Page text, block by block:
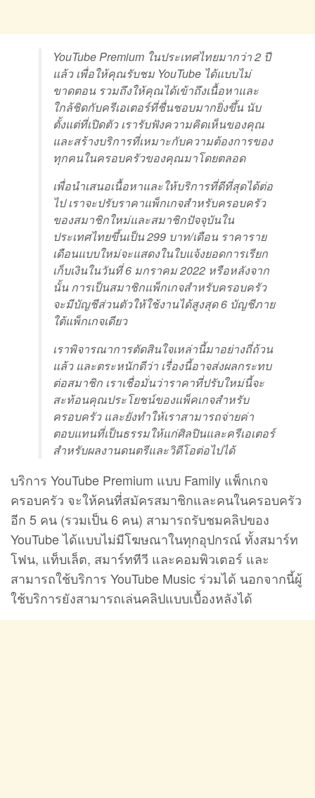
YouTube Premium ในประเทศไทยมากว่า 2 ปี
แล้ว เพื่อให้คุณรับชม YouTube ได้แบบไม่
ขาดตอน รวมถึงให้คุณได้เข้าถึงเนื้อหาและ
ใกล้ชิดกับครีเอเตอร์ที่ชื่นชอบมากยิ่งขึ้น นับ
ตั้งแต่ที่เปิดตัว เรารับฟังความคิดเห็นของคุณ
และสร้างบริการที่เหมาะกับความต้องการของ
ทุกคนในครอบครัวของคุณมาโดยตลอด
เพื่อนำเสนอเนื้อหาและให้บริการที่ดีที่สุดได้ต่อ
ไป เราจะปรับราคาแพ็กเกจสำหรับครอบครัว
ของสมาชิกใหม่และสมาชิกปัจจุบันใน
ประเทศไทยขึ้นเป็น 299 บาท/เดือน ราคาราย
เดือนแบบใหม่จะแสดงในใบแจ้งยอดการเรียก
เก็บเงินในวันที่ 6 มกราคม 2022 หรือหลังจาก
นั้น การเป็นสมาชิกแพ็กเกจสำหรับครอบครัว
จะมีบัญชีส่วนตัวให้ใช้งานได้สูงสุด 6 บัญชีภาย
ใต้แพ็กเกจเดียว
เราพิจารณาการตัดสินใจเหล่านี้มาอย่างถี่ถ้วน
แล้ว และตระหนักดีว่า เรื่องนี้อาจส่งผลกระทบ
ต่อสมาชิก เราเชื่อมั่นว่าราคาที่ปรับใหม่นี้จะ
สะท้อนคุณประโยชน์ของแพ็คเกจสำหรับ
ครอบครัว และยังทำให้เราสามารถจ่ายค่า
ตอบแทนที่เป็นธรรมให้แก่ศิลปินและครีเอเตอร์
สำหรับผลงานดนตรีและวิดีโอต่อไปได้
บริการ YouTube Premium แบบ Family แพ็กเกจ
ครอบครัว จะให้คนที่สมัครสมาชิกและคนในครอบครัว
อีก 5 คน (รวมเป็น 6 คน) สามารถรับชมคลิปของ
YouTube ได้แบบไม่มีโฆษณาในทุกอุปกรณ์ ทั้งสมาร์ท
โฟน, แท็บเล็ต, สมาร์ททีวี และคอมพิวเตอร์ และ
สามารถใช้บริการ YouTube Music ร่วมได้ นอกจากนี้ผู้
ใช้บริการยังสามารถเล่นคลิปแบบเบื้องหลังได้